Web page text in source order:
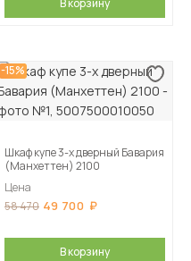
В корзину
-15%
Шкаф купе 3-х дверный Бавария
(Манхеттен) 2100
Цена
58 470 49 700
В корзину